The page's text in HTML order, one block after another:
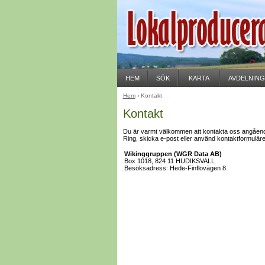
Kontakt
Du är varmt välkommen att kontakta oss
Ring, skicka e-post eller använd
Wikinggruppen (WGR Data AB)
Box 1018, 824 11 HUDIKSVALL
Besöksadress: Hede-Finflovägen 8
Hem› Kontakt
HEM SÖK KARTA